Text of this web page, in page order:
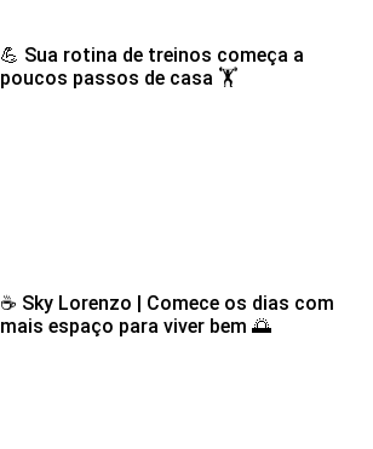
💪 Sua rotina de treinos começa a
poucos passos de casa 🏋️
☕ Sky Lorenzo | Comece os dias com
mais espaço para viver bem 🌅